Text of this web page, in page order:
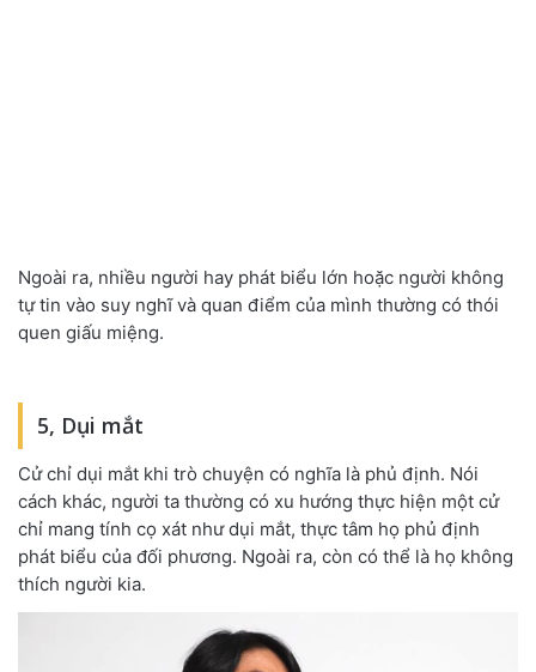
Ngoài ra, nhiều người hay phát biểu lớn hoặc người không
tự tin vào suy nghĩ và quan điểm của mình thường có thói
quen giấu miệng.
5, Dụi mắt
Cử chỉ dụi mắt khi trò chuyện có nghĩa là phủ định. Nói
cách khác, người ta thường có xu hướng thực hiện một cử
chỉ mang tính cọ xát như dụi mắt, thực tâm họ phủ định
phát biểu của đối phương. Ngoài ra, còn có thể là họ không
thích người kia.